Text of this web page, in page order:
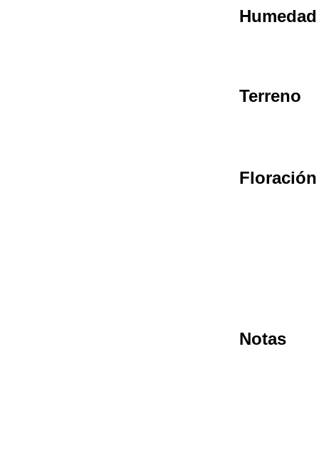
Humedad
Terreno
Floración
Notas